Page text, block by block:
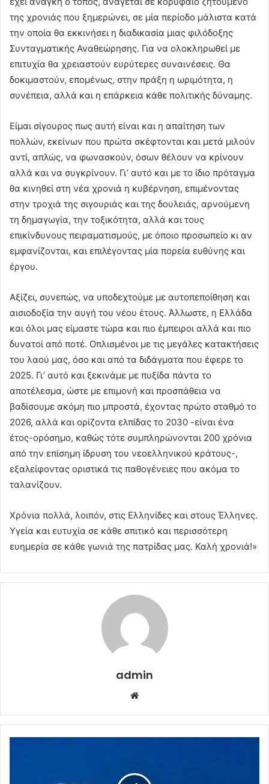
της χρονιάς που ξημερώνει, σε μία περίοδο μάλιστα κατά
την οποία θα εκκινήσει η διαδικασία μιας φιλόδοξης
Συνταγματικής Αναθεώρησης. Για να ολοκληρωθεί με
επιτυχία θα χρειαστούν ευρύτερες συναινέσεις. Θα
δοκιμαστούν, επομένως, στην πράξη η ωριμότητα, η
συνέπεια, αλλά και η επάρκεια κάθε πολιτικής δύναμης.
Είμαι σίγουρος πως αυτή είναι και η απαίτηση των
πολλών, εκείνων που πρώτα σκέφτονται και μετά μιλούν
αντί, απλώς, να φωνασκούν, όσων θέλουν να κρίνουν
αλλά και να συγκρίνουν. Γι’ αυτό και με το ίδιο πρόταγμα
θα κινηθεί στη νέα χρονιά η κυβέρνηση, επιμένοντας
στην τροχιά της σιγουριάς και της δουλειάς, αρνούμενη
τη δημαγωγία, την τοξικότητα, αλλά και τους
επικίνδυνους πειραματισμούς, με όποιο προσωπείο κι αν
εμφανίζονται, και επιλέγοντας μία πορεία ευθύνης και
έργου.
Αξίζει, συνεπώς, να υποδεχτούμε με αυτοπεποίθηση και
αισιοδοξία την αυγή του νέου έτους. Άλλωστε, η Ελλάδα
και όλοι μας είμαστε τώρα και πιο έμπειροι αλλά και πιο
δυνατοί από ποτέ. Οπλισμένοι με τις μεγάλες κατακτήσεις
του λαού μας, όσο και από τα διδάγματα που έφερε το
2025. Γι’ αυτό και ξεκινάμε με πυξίδα πάντα το
αποτέλεσμα, ώστε με επιμονή και προσπάθεια να
βαδίσουμε ακόμη πιο μπροστά, έχοντας πρώτο σταθμό το
2026, αλλά και ορίζοντα ελπίδας το 2030 -είναι ένα
έτος-ορόσημο, καθώς τότε συμπληρώνονται 200 χρόνια
από την επίσημη ίδρυση του νεοελληνικού κράτους-,
εξαλείφοντας οριστικά τις παθογένειες που ακόμα το
ταλανίζουν.
Χρόνια πολλά, λοιπόν, στις Ελληνίδες και στους Έλληνες.
Υγεία και ευτυχία σε κάθε σπιτικό και περισσότερη
ευημερία σε κάθε γωνιά της πατρίδας μας. Καλή χρονιά!»
admin